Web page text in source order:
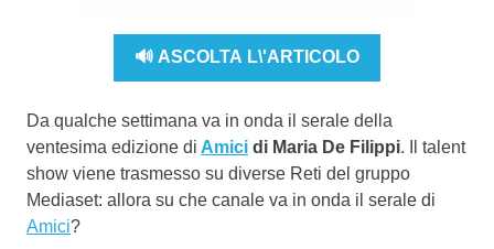
🔊 ASCOLTA L\'ARTICOLO
Da qualche settimana va in onda il serale della
ventesima edizione di Amici di Maria De Filippi. Il talent
show viene trasmesso su diverse Reti del gruppo
Mediaset: allora su che canale va in onda il serale di
Amici?